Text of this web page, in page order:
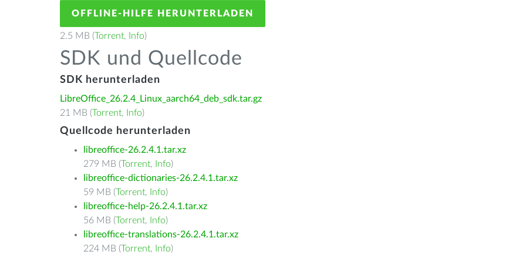
OFFLINE-HILFE HERUNTERLADEN
2.5 MB (Torrent, Info)
SDK und Quellcode
SDK herunterladen
LibreOffice_26.2.4_Linux_aarch64_deb_sdk.tar.gz
21 MB (Torrent, Info)
Quellcode herunterladen
libreoffice-26.2.4.1.tar.xz
279 MB (Torrent, Info)
libreoffice-dictionaries-26.2.4.1.tar.xz
59 MB (Torrent, Info)
libreoffice-help-26.2.4.1.tar.xz
56 MB (Torrent, Info)
libreoffice-translations-26.2.4.1.tar.xz
224 MB (Torrent, Info)